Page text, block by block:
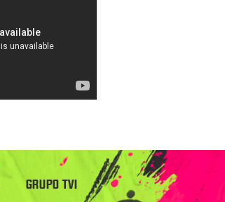
GRUPO TVI